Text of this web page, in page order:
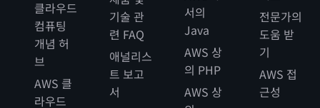
클라우드
컴퓨팅
개념 허
브
AWS 클
라우드
기술 관
련 FAQ
애널리스
트 보고
서
서의
Java
AWS 상
의 PHP
AWS 상
전문가의
도움 받
기
AWS 접
근성